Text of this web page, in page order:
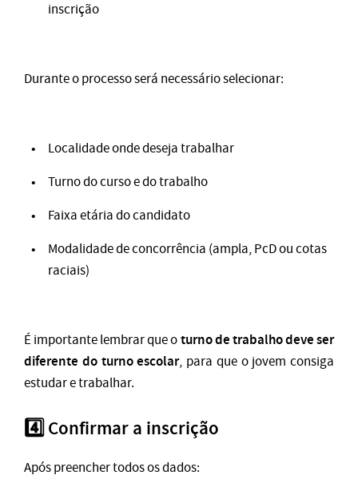
inscrição
Durante o processo será necessário selecionar:
Localidade onde deseja trabalhar
Turno do curso e do trabalho
Faixa etária do candidato
Modalidade de concorrência (ampla, PcD ou cotas
raciais)
É importante lembrar que oturno de trabalho deve ser
diferente do turno escolar, para que o jovem consiga
estudar e trabalhar.
4️⃣ Confirmar a inscrição
Após preencher todos os dados: